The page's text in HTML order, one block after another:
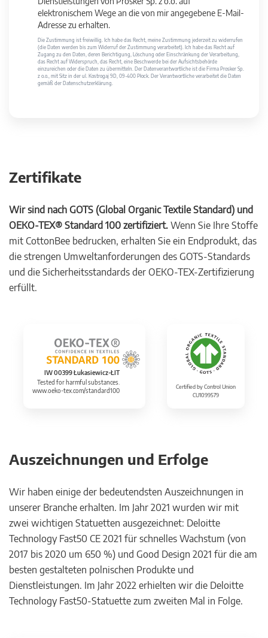
elektronischem Wege an die von mir angegebene E-Mail-
Adresse zu erhalten.
Die Zustimmung ist freiwillig. Ich habe das Recht, meine Zustimmung jederzeit zu widerrufen
(die Daten werden bis zum Widerruf der Zustimmung verarbeitet). Ich habe das Recht auf
Zugang zu den Daten, deren Berichtigung, Löschung oder Einschränkung der Verarbeitung,
das Recht auf Widerspruch, das Recht, eine Beschwerde bei der Aufsichtsbehörde
einzureichen oder die Daten zu übermitteln. Der Datenverantwortliche ist die Firma Prosker Sp.
z o.o., mit Sitz in der ul. Kostrogaj 9D, 09-400 Płock. Der Verantwortliche verarbeitet die Daten
gemäß der Datenschutzerklärung.
Zertifikate
Wir sind nach GOTS (Global Organic Textile Standard) und
OEKO-TEX® Standard 100 zertifiziert. Wenn Sie Ihre Stoffe
mit CottonBee bedrucken, erhalten Sie ein Endprodukt, das
die strengen Umweltanforderungen des GOTS-Standards
und die Sicherheitsstandards der OEKO-TEX-Zertifizierung
erfüllt.
IW 00399 Łukasiewicz-ŁIT
Tested for harmful substances.
www.oeko-tex.com/standard100
Certified by Control Union
CU1099579
Auszeichnungen und Erfolge
Wir haben einige der bedeutendsten Auszeichnungen in
unserer Branche erhalten. Im Jahr 2021 wurden wir mit
zwei wichtigen Statuetten ausgezeichnet: Deloitte
Technology Fast50 CE 2021 für schnelles Wachstum (von
2017 bis 2020 um 650 %) und Good Design 2021 für die am
besten gestalteten polnischen Produkte und
Dienstleistungen. Im Jahr 2022 erhielten wir die Deloitte
Technology Fast50-Statuette zum zweiten Mal in Folge.